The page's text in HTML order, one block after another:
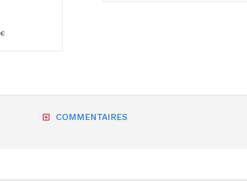
COMMENTAIRES